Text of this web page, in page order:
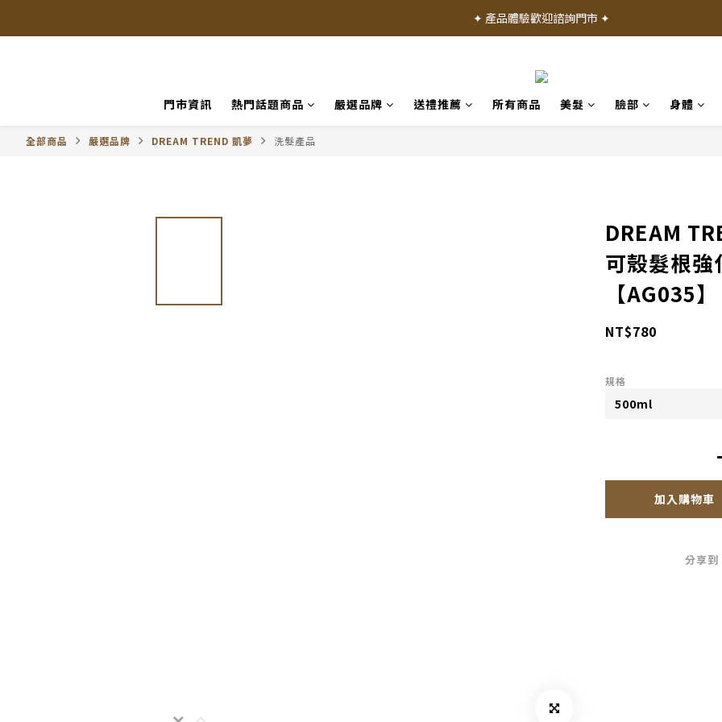
✦ 加入會員就送 50 元購物禮金 ✦
✦ 加入會員就送 50 元購物禮金 ✦
門市資訊 熱門話題商品 嚴選品牌 送禮推薦 所有商品 美髮 臉部 身體
全部商品 嚴選品牌 DREAM TREND 凱夢 洗髮產品
DREAM
可殼髮根
【AG035】
NT$780
規格
加入購物車
分享到